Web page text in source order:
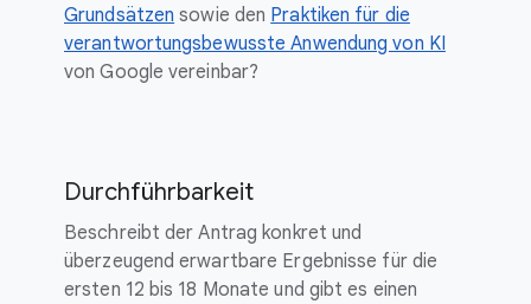
Grundsätzen sowie den Praktiken für die
verantwortungsbewusste Anwendung von KI
von Google vereinbar?
Durchführbarkeit
Beschreibt der Antrag konkret und
überzeugend erwartbare Ergebnisse für die
ersten 12 bis 18 Monate und gibt es einen